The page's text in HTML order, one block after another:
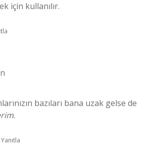
için kullanılır.
bazıları bana uzak gelse de
.
Yanıtla